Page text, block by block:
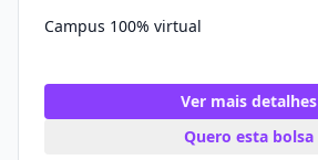
Campus 100% virtual
Ver mais detalhes
Quero esta bolsa